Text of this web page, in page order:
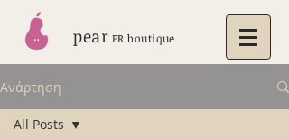
pear PR boutique
Ανάρτηση
All Posts